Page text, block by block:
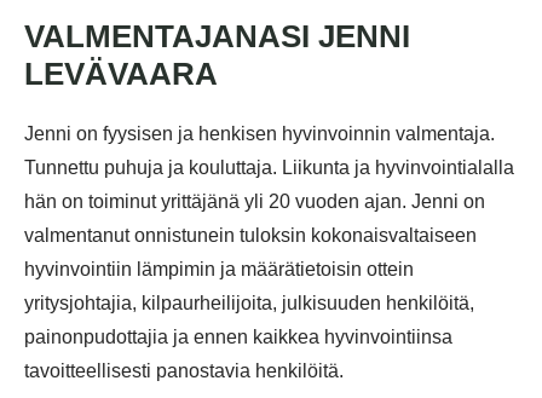
VALMENTAJANASI JENNI
LEVÄVAARA
Jenni on fyysisen ja henkisen hyvinvoinnin valmentaja.
Tunnettu puhuja ja kouluttaja. Liikunta ja hyvinvointialalla
hän on toiminut yrittäjänä yli 20 vuoden ajan. Jenni on
valmentanut onnistunein tuloksin kokonaisvaltaiseen
hyvinvointiin lämpimin ja määrätietoisin ottein
yritysjohtajia, kilpaurheilijoita, julkisuuden henkilöitä,
painonpudottajia ja ennen kaikkea hyvinvointiinsa
tavoitteellisesti panostavia henkilöitä.